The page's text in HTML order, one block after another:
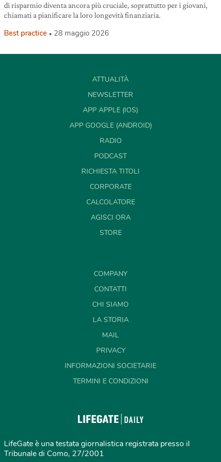
di risparmio diventa ancora più cruciale, soprattutto per i giovani,
chiamati a pianificare la loro longevità finanziaria.
Best practice 28 maggio 2026
ATTUALITÀ
NEWSLETTER
APP APPLE (IOS)
APP GOOGLE (ANDROID)
RADIO
PODCAST
RICHIESTA TITOLI
CORPORATE
CALCOLATORE
AGISCI ORA
STORE
COMPANY
CONTATTI
CHI SIAMO
LA STORIA
MAIL
PRIVACY
INFORMAZIONI SOCIETARIE
TERMINI E CONDIZIONI
LifeGate è una testata giornalistica registrata presso il
Tribunale di Como, 27/2001